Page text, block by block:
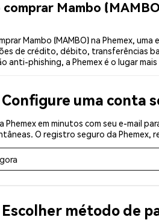
Mambo
Mambo (MAMBO) na Phemex,
de crédito, débito, transferências
anti-phishing, a Phemex é o lugar
Configure uma conta
Phemex em minutos com seu e-mail
O registro seguro da Phemex,
Escolher método de